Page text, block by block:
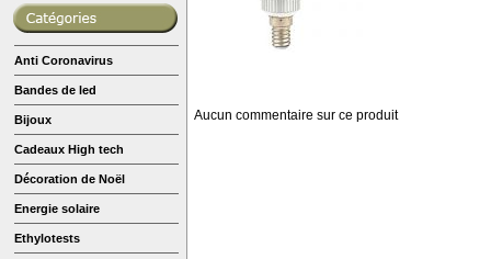
Anti Coronavirus
Bandes de led
Bijoux
Cadeaux High tech
Décoration de Noël
Energie solaire
Ethylotests
Aucun commentaire sur ce produit